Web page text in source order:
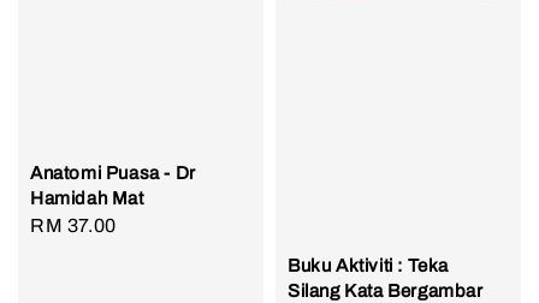
Anatomi Puasa - Dr
Hamidah Mat
Regular
RM 37.00
Buku Aktiviti : Teka
Silang Kata Bergambar